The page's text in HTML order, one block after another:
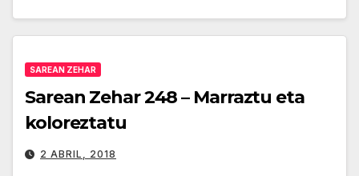
SAREAN ZEHAR
Sarean Zehar 248 – Marraztu eta
koloreztatu
2 ABRIL, 2018